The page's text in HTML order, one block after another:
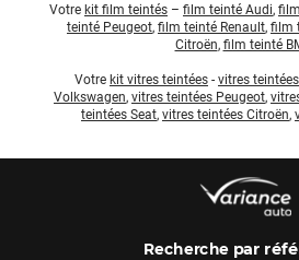
Votre kit film teintés – film teinté Audi,
teinté Peugeot, film teinté Renault, film
Citroën, film teinté
Votre kit vitres teintées - vitres
Volkswagen, vitres teintées Peugeot,
teintées Seat, vitres teintées Citroën,
Recherchepar